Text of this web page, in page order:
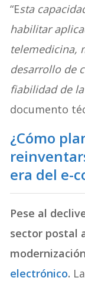
“Esta
habilitar
telemedicina,
desarrollo de
fiabilidad de
documento
¿Cómo
era del e-
Pese al
sector postal
electrónico.